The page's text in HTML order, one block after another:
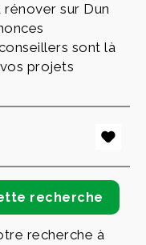
rénover sur Dun
sont là
projets
recherche à